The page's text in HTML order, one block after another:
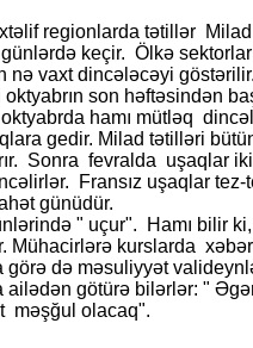
regionlarda tətillər
keçir. Ölkə
nə vaxt dincələcəyi
son həftəsindən
hamı mütləq
gedir. Milad tətilləri
Sonra fevralda uşaqlar
Fransız uşaqlar tez-
günüdür.
" uçur". Hamı bilir
Mühacirlərə kurslarda
də məsuliyyət
ailədən götürə bilərlər: "
məşğul olacaq".